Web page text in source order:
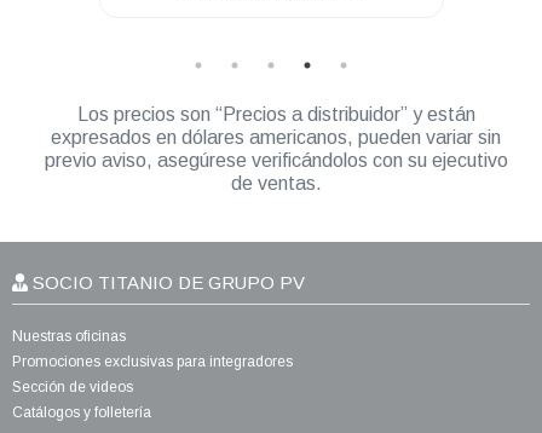
Los precios son “Precios a distribuidor” y están
expresados en dólares americanos, pueden variar sin
previo aviso, asegúrese verificándolos con su ejecutivo
de ventas.
SOCIO TITANIO DE GRUPO PV
Nuestras oficinas
Promociones exclusivas para integradores
Sección de videos
Catálogos y folletería